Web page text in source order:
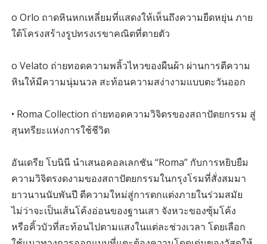
o Orlo ถาดหินหกเหลี่ยมที่แสดงให้เห็นถึงความยืดหยุ่น ภาย
ใต้โครงสร้างรูปทรงเรขาคณิตที่ตายตัว
o Velato ถ่ายทอดความพลิ้วไหวของผืนผ้า ผ่านการตีความ
หินให้มีความนุ่มนวล สะท้อนความสง่างามแบบตะวันออก
• Roma Collection ถ่ายทอดความวิจิตรของสถาปัตยกรรม สู่
สุนทรียะแห่งการใช้ชีวิต
อันเดรีย โบนินี นำเสนอคอลเลกชัน “Roma” กับการหยิบยืม
ความวิจิตรงดงามของสถาปัตยกรรมในกรุงโรมที่สั่งสมมา
ยาวนานนับพันปี ตีความใหม่สู่การตกแต่งภายในร่วมสมัย
ไม่ว่าจะเป็นเส้นโค้งอ่อนของฐานเสา จังหวะของซุ้มโค้ง
หรือคิ้วบัวที่สะท้อนไปตามแสงในแต่ละช่วงเวลา โดยเลือก